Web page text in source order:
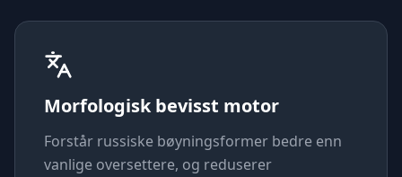
Morfologisk bevisst motor
Forstår russiske bøyningsformer bedre enn
vanlige oversettere, og reduserer